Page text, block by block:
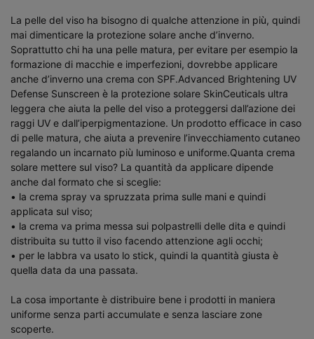
La pelle del viso ha bisogno di qualche attenzione in più, quindi
mai dimenticare la protezione solare anche d’inverno.
Soprattutto chi ha una pelle matura, per evitare per esempio la
formazione di macchie e imperfezioni, dovrebbe applicare
anche d’inverno una crema con SPF.​ Advanced Brightening UV
Defense Sunscreen è la protezione solare SkinCeuticals ultra
leggera che aiuta la pelle del viso a proteggersi dall’azione dei
raggi UV e dall’iperpigmentazione. Un prodotto efficace in caso
di pelle matura, che aiuta a prevenire l’invecchiamento cutaneo
regalando un incarnato più luminoso e uniforme.​ Quanta crema
solare mettere sul viso? La quantità da applicare dipende
anche dal formato che si sceglie:​
​ • la crema spray va spruzzata prima sulle mani e quindi
applicata sul viso;​
• la crema va prima messa sui polpastrelli delle dita e quindi
distribuita su tutto il viso facendo attenzione agli occhi;​
• per le labbra va usato lo stick, quindi la quantità giusta è
quella data da una passata.​
​ La cosa importante è distribuire bene i prodotti in maniera
uniforme senza parti accumulate e senza lasciare zone
scoperte.​ ​ ​